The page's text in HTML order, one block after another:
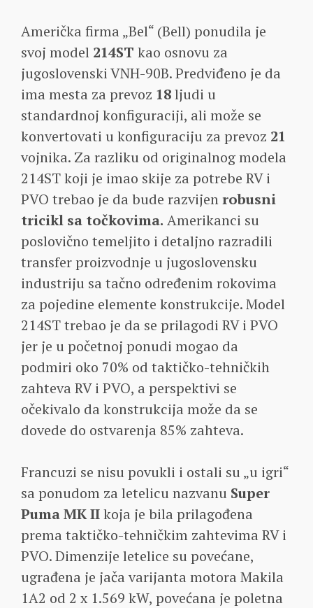
Američka firma „Bel“ (Bell) ponudila je
svoj model 214ST kao osnovu za
jugoslovenski VNH-90B. Predviđeno je da
ima mesta za prevoz 18ljudi u
standardnoj konfiguraciji, ali može se
konvertovati u konfiguraciju za prevoz 21
vojnika. Za razliku od originalnog modela
214ST koji je imao skije za potrebe RV i
PVO trebao je da bude razvijenrobusni
tricikl sa točkovima. Amerikanci su
poslovično temeljito i detaljno razradili
transfer proizvodnje u jugoslovensku
industriju sa tačno određenim rokovima
za pojedine elemente konstrukcije. Model
214ST trebao je da se prilagodi RV i PVO
jer je u početnoj ponudi mogao da
podmiri oko 70% od taktičko-tehničkih
zahteva RV i PVO, a perspektivi se
očekivalo da konstrukcija može da se
dovede do ostvarenja 85% zahteva.
Francuzi se nisu povukli i ostali su „u igri“
sa ponudom za letelicu nazvanu Super
Puma MK IIkoja je bila prilagođena
prema taktičko-tehničkim zahtevima RV i
PVO. Dimenzije letelice su povećane,
ugrađena je jača varijanta motora Makila
1A2 od 2 x 1.569 kW, povećana je poletna